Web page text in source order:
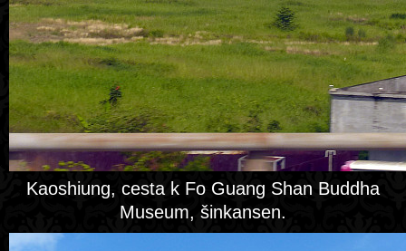
Kaoshiung, cesta k Fo Guang Shan Buddha
Museum, šinkansen.